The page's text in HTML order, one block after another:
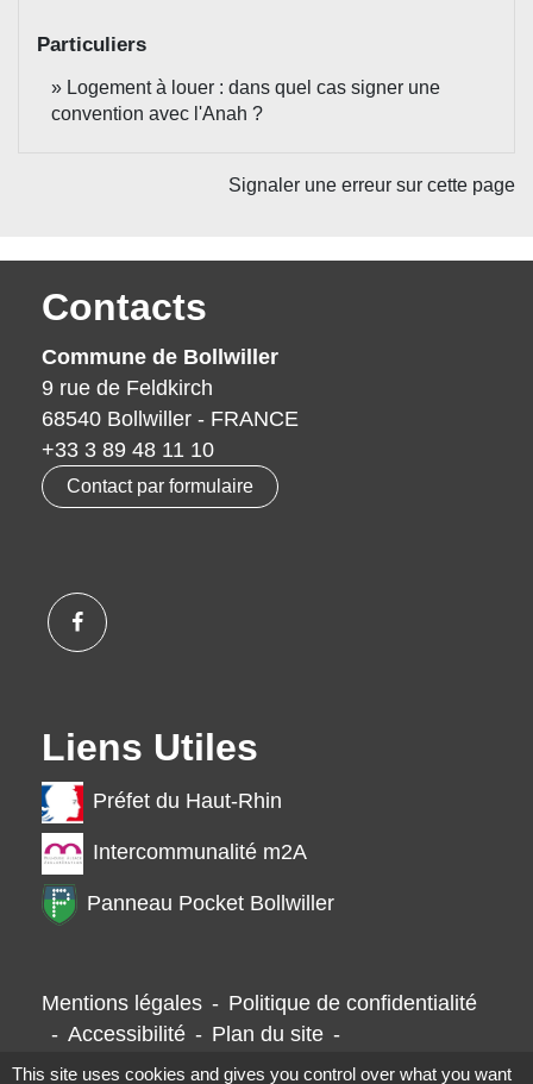
Particuliers
Logement à louer : dans quel cas signer une
convention avec l'Anah ?
Signaler une erreur sur cette page
Contacts
Commune de Bollwiller
9 rue de Feldkirch
68540 Bollwiller - FRANCE
+33 3 89 48 11 10
Contact par formulaire
Liens Utiles
Préfet du Haut-Rhin
Intercommunalité m2A
Panneau Pocket Bollwiller
Mentions légales - Politique de confidentialité
- Accessibilité - Plan du site -
Gestion des cookies
This site uses cookies and gives you control over what you want